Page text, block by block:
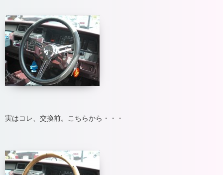
実はコレ、交換前。こちらから・・・